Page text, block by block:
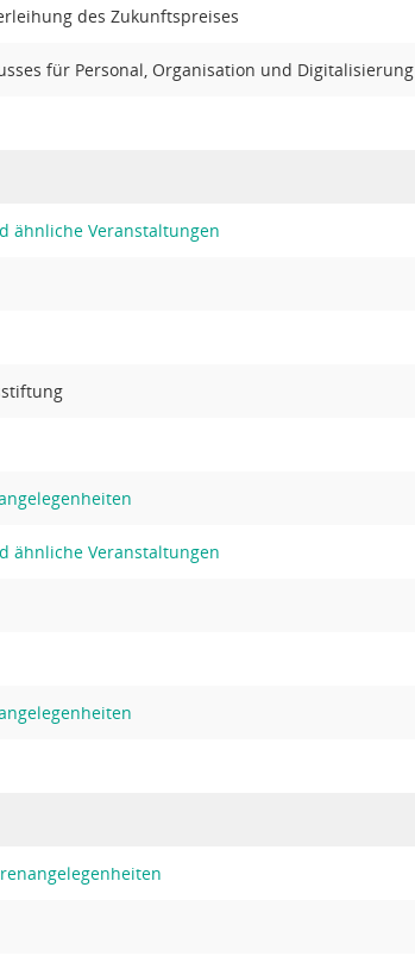
des Zukunftspreises
für Personal, Organisation und Digitalisierung
ähnliche Veranstaltungen
ähnliche Veranstaltungen